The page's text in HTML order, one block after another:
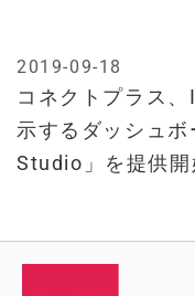
コネクトプラス
示するダッシュ
Studio」を提供開
2019-09-18